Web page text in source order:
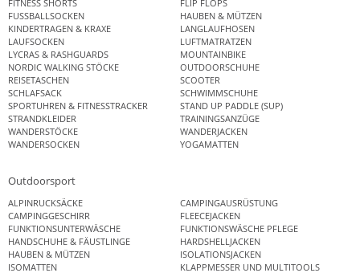
FITNESS SHORTS
FLIP FLOPS
FUSSBALLSOCKEN
HAUBEN & MÜTZEN
KINDERTRAGEN & KRAXE
LANGLAUFHOSEN
LAUFSOCKEN
LUFTMATRATZEN
LYCRAS & RASHGUARDS
MOUNTAINBIKE
NORDIC WALKING STÖCKE
OUTDOORSCHUHE
REISETASCHEN
SCOOTER
SCHLAFSACK
SCHWIMMSCHUHE
SPORTUHREN & FITNESSTRACKER
STAND UP PADDLE (SUP)
STRANDKLEIDER
TRAININGSANZÜGE
WANDERSTÖCKE
WANDERJACKEN
WANDERSOCKEN
YOGAMATTEN
Outdoorsport
ALPINRUCKSÄCKE
CAMPINGAUSRÜSTUNG
CAMPINGGESCHIRR
FLEECEJACKEN
FUNKTIONSUNTERWÄSCHE
FUNKTIONSWÄSCHE PFLEGE
HANDSCHUHE & FÄUSTLINGE
HARDSHELLJACKEN
HAUBEN & MÜTZEN
ISOLATIONSJACKEN
ISOMATTEN
KLAPPMESSER UND MULTITOOLS